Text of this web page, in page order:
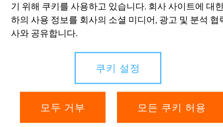
호주 빅토리아에 위치한 존조 에스테이트가 GF Industry
and Infrastructure Flow Solutions 도움으로 창고를 첨단
와이너리로 변모시킨 과정을 발견해보세요. 다음 수확 때
냉각 및 난방을 위해 COOL-FIT 2.0를 선택했습니다. 이처럼
고급 배관 솔루션이 효율적인 온도 조절을 보장하고 새 와
확인해보세요.
기 위해 쿠키를 사용하고 있습니다. 회사 사이트에 대
하의 사용 정보를 회사의 소셜 미디어, 광고 및 분석 협
사와 공유합니다.
쿠키 설정
모두 거부 모든 쿠키 허용